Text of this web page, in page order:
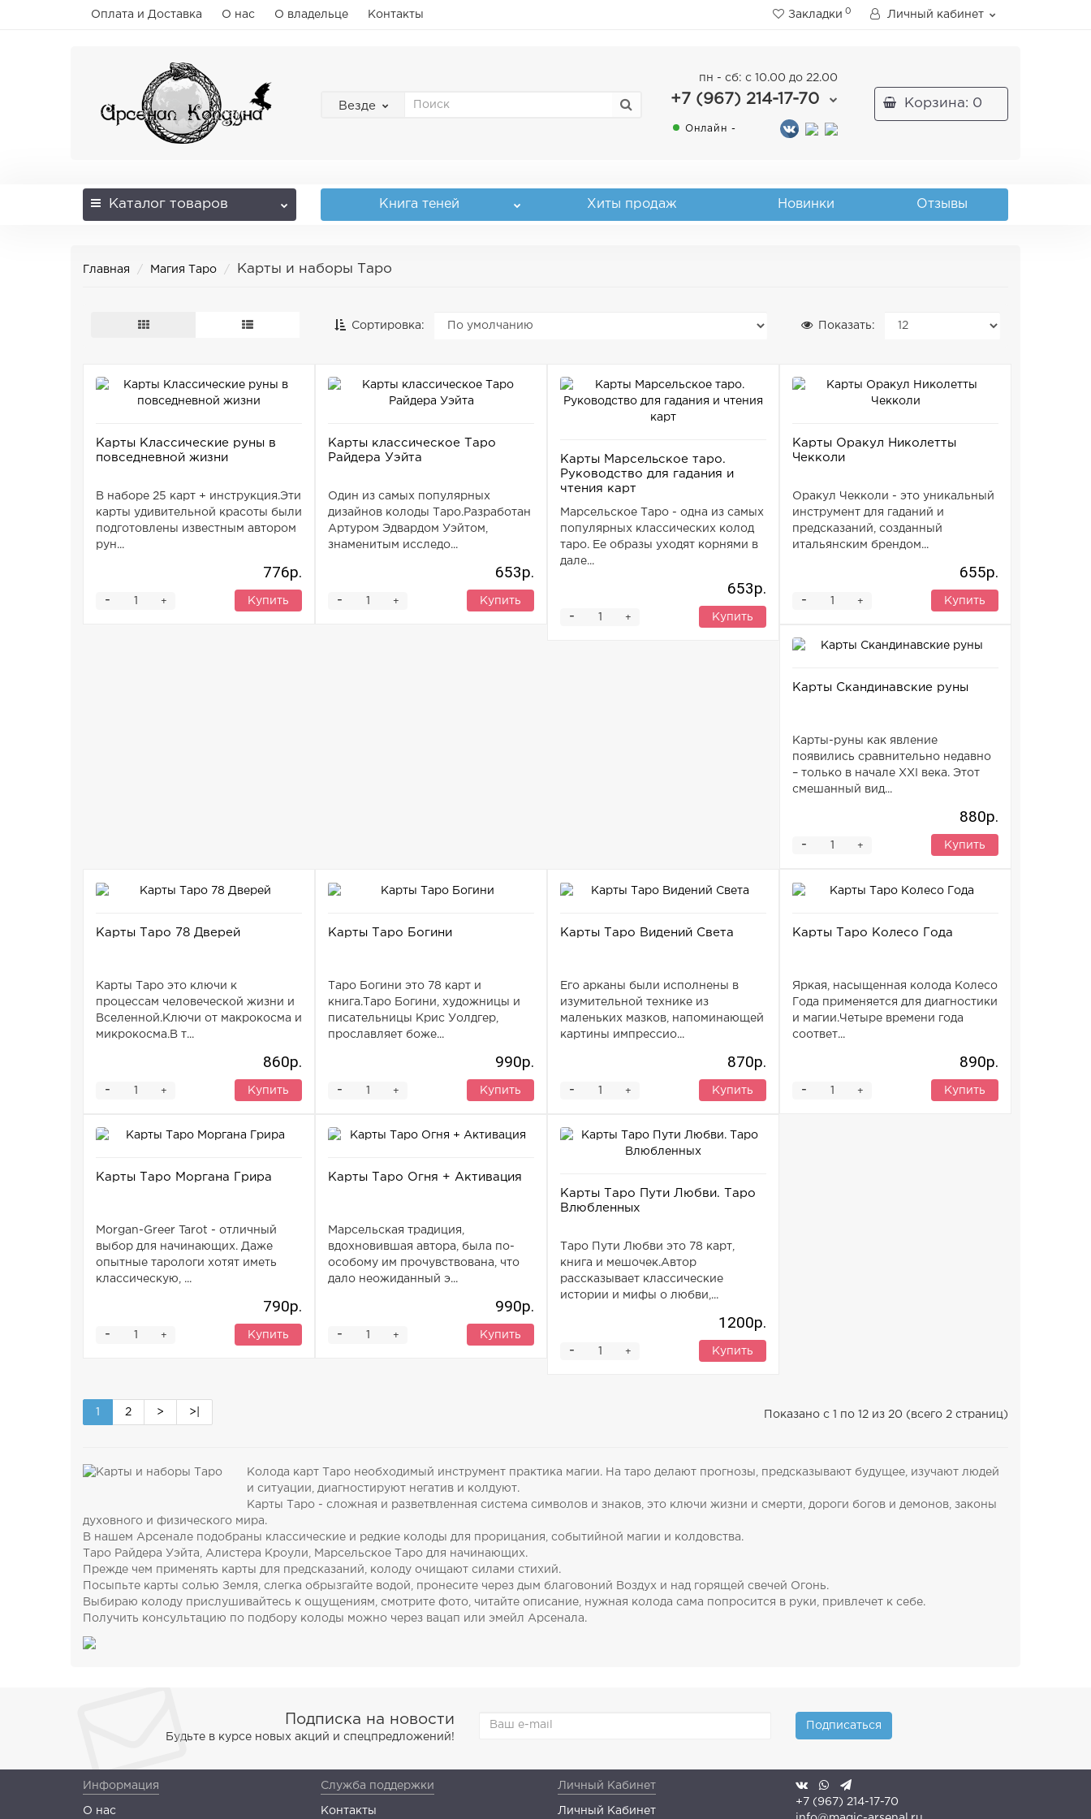
Оплата и Доставка О нас О владельце Контакты Закладки 0 Личный кабинет
Везде
пн - сб: с 10.00 до 22.00
+7 (967) 214-17-70
Онлайн -
Корзина: 0
Каталог товаров Книга теней Хиты продаж Новинки Отзывы
Главная Магия Таро Карты и наборы Таро
Сортировка: Показать:
Карты Классические руны в
повседневной жизни
В наборе 25 карт + инструкция.Эти
карты удивительной красоты были
подготовлены известным автором
рун...
776р.
+
- Купить
Карты классическое Таро
Райдера Уэйта
Один из самых популярных
дизайнов колоды Таро.Разработан
Артуром Эдвардом Уэйтом,
знаменитым исследо...
653р.
+
- Купить
Карты Марсельское таро.
Руководство для гадания и
чтения карт
Марсельское Таро - одна из самых
популярных классических колод
таро. Ее образы уходят корнями в
дале...
653р.
+
- Купить
Карты Оракул Николетты
Чекколи
Оракул Чекколи - это уникальный
инструмент для гаданий и
предсказаний, созданный
итальянским брендом...
655р.
+
- Купить
Карты Скандинавские руны
Карты-руны как явление
появились сравнительно недавно
– только в начале XXI века. Этот
смешанный вид...
880р.
+
- Купить
Карты Таро 78 Дверей
Карты Таро это ключи к
процессам человеческой жизни и
Вселенной.Ключи от макрокосма и
микрокосма.В т...
860р.
+
- Купить
Карты Таро Богини
Таро Богини это 78 карт и
книга.Таро Богини, художницы и
писательницы Крис Уолдгер,
прославляет боже...
990р.
+
- Купить
Карты Таро Видений Света
Его арканы были исполнены в
изумительной технике из
маленьких мазков, напоминающей
картины импрессио...
870р.
+
- Купить
Карты Таро Колесо Года
Яркая, насыщенная колода Колесо
Года применяется для диагностики
и магии.Четыре времени года
соответ...
890р.
+
- Купить
Карты Таро Моргана Грира
Morgan-Greer Tarot - отличный
выбор для начинающих. Даже
опытные тарологи хотят иметь
классическую, ...
790р.
+
- Купить
Карты Таро Огня + Активация
Марсельская традиция,
вдохновившая автора, была по-
особому им прочувствована, что
дало неожиданный э...
990р.
+
- Купить
Карты Таро Пути Любви. Таро
Влюбленных
Таро Пути Любви это 78 карт,
книга и мешочек.Автор
рассказывает классические
истории и мифы о любви,...
1200р.
+
- Купить
1 2 > >| Показано с 1 по 12 из 20 (всего 2 страниц)
Колода карт Таро необходимый инструмент практика магии. На таро делают прогнозы, предсказывают будущее, изучают людей
и ситуации, диагностируют негатив и колдуют.
Карты Таро - сложная и разветвленная система символов и знаков, это ключи жизни и смерти, дороги богов и демонов, законы
духовного и физического мира.
В нашем Арсенале подобраны классические и редкие колоды для прорицания, событийной магии и колдовства.
Таро Райдера Уэйта, Алистера Кроули, Марсельское Таро для начинающих.
Прежде чем применять карты для предсказаний, колоду очищают силами стихий.
Посыпьте карты солью Земля, слегка обрызгайте водой, пронесите через дым благовоний Воздух и над горящей свечей Огонь.
Выбираю колоду прислушивайтесь к ощущениям, смотрите фото, читайте описание, нужная колода сама попросится в руки, привлечет к себе.
Получить консультацию по подбору колоды можно через вацап или эмейл Арсенала.
Подписка на новости
Будьте в курсе новых акций и спецпредложений!
Подписаться
Информация
О нас
Служба поддержки
Контакты
Личный Кабинет
Личный Кабинет
+7 (967) 214-17-70